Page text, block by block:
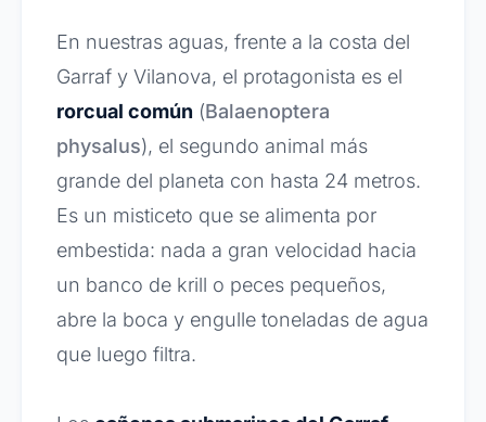
En nuestras aguas, frente a la costa del
Garraf y Vilanova, el protagonista es el
rorcual común (Balaenoptera
physalus), el segundo animal más
grande del planeta con hasta 24 metros.
Es un misticeto que se alimenta por
embestida: nada a gran velocidad hacia
un banco de krill o peces pequeños,
abre la boca y engulle toneladas de agua
que luego filtra.